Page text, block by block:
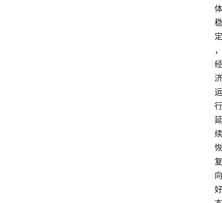
体
稳
定
，
经
济
运
行
延
续
恢
复
向
好